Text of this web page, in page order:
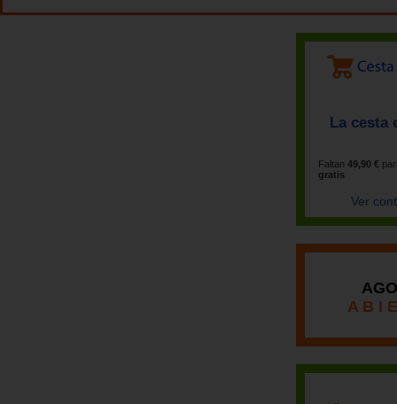
La cesta
Faltan 49,90 €
gratis
Ver
A B I